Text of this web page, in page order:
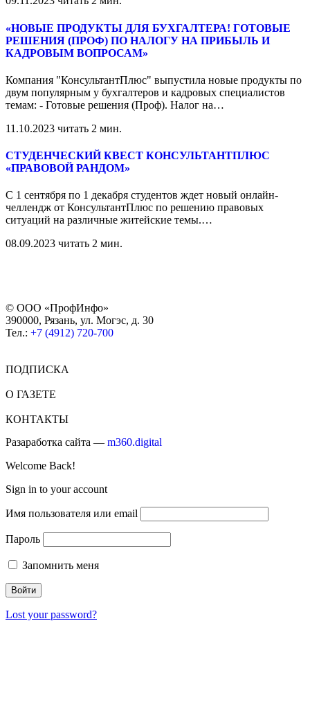
«НОВЫЕ ПРОДУКТЫ ДЛЯ БУХГАЛТЕРА! ГОТОВЫЕ
РЕШЕНИЯ (ПРОФ) ПО НАЛОГУ НА ПРИБЫЛЬ И
КАДРОВЫМ ВОПРОСАМ»
Компания "КонсультантПлюс" выпустила новые продукты по
двум популярным у бухгалтеров и кадровых специалистов
темам: - Готовые решения (Проф). Налог на…
11.10.2023 читать 2 мин.
СТУДЕНЧЕСКИЙ КВЕСТ КОНСУЛЬТАНТПЛЮС
«ПРАВОВОЙ РАНДОМ»
С 1 сентября по 1 декабря студентов ждет новый онлайн-
челлендж от КонсультантПлюс по решению правовых
ситуаций на различные житейские темы.…
08.09.2023 читать 2 мин.
© ООО «ПрофИнфо»
390000, Рязань, ул. Могэс, д. 30
Тел.: +7 (4912) 720-700
ПОДПИСКА
О ГАЗЕТЕ
КОНТАКТЫ
Разаработка сайта — m360.digital
Welcome Back!
Sign in to your account
Имя пользователя или email
Пароль
Запомнить меня
Lost your password?